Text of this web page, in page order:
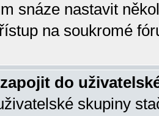
snáze nastavit
na soukromé
do
skupiny